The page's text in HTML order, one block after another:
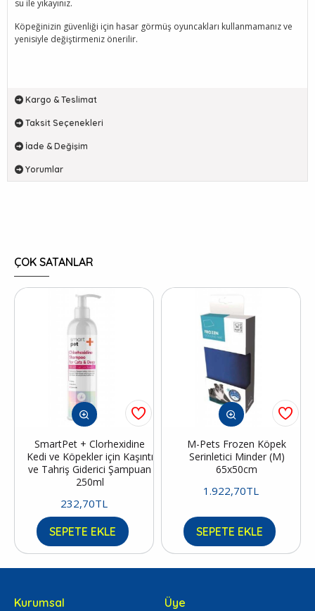
su ile yıkayınız.
Köpeğinizin güvenliği için hasar görmüş oyuncakları kullanmamanız ve
yenisiyle değiştirmeniz önerilir.
Kargo & Teslimat
Taksit Seçenekleri
İade & Değişim
Yorumlar
ÇOK SATANLAR
SmartPet + Clorhexidine
Kedi ve Köpekler için Kaşıntı
ve Tahriş Giderici Şampuan
250ml
232,70TL
SEPETE EKLE
M-Pets Frozen Köpek
Serinletici Minder (M)
65x50cm
1.922,70TL
SEPETE EKLE
Kurumsal
Üye